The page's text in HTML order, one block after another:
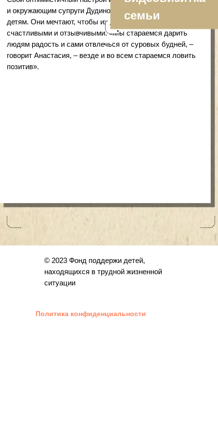
© 2023 Фонд поддержи детей,
находящихся в трудной жизненной
ситуации
Политика конфиденциальности